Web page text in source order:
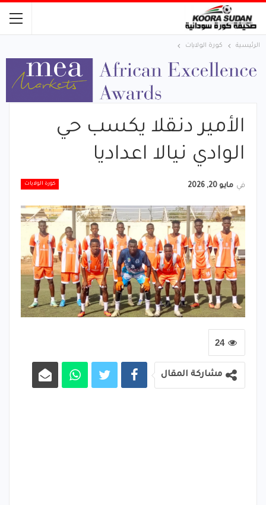
الرئيسية كورة الولايات
الأمير دنقلا يكسب حي
الوادي نيالا اعداديا
كورة الولايات في مايو 20, 2026
24
مشاركة المقال